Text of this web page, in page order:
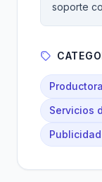
soporte
Servicios